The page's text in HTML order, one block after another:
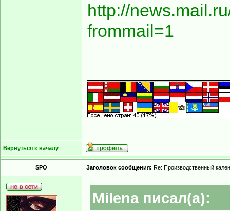
http://
frommail=1
Вернуться к началу
SPO Заголовок сообщения: Re: Производственный
Milena писал(а):